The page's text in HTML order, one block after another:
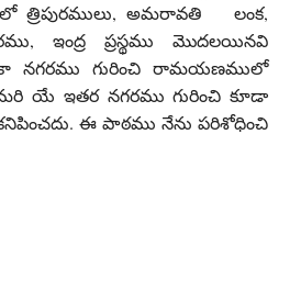
అమరావతి లంక,
ఇంద్ర ప్రస్థము మొదలయినవి
నగరము గురించి రామయణములో
మరి యే ఇతర నగరము గురించి కూడా
ఈ పాఠము నేను పరిశోధించి